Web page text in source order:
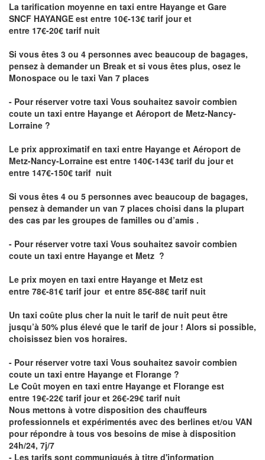
La tarification moyenne en taxi entre Hayange et Gare
SNCF HAYANGE est entre 10€-13€ tarif jour et
entre 17€-20€ tarif nuit
Si vous êtes 3 ou 4 personnes avec beaucoup de bagages,
pensez à demander un Break et si vous êtes plus, osez le
Monospace ou le taxi Van 7 places
- Pour réserver votre taxi Vous souhaitez savoircombien
coute un taxi entre Hayange et Aéroport de Metz-Nancy-
Lorraine ?
Le prix approximatif en taxi entre Hayange et Aéroport de
Metz-Nancy-Lorraine est entre 140€-143€ tarif du jour et
entre 147€-150€ tarif nuit
Si vous êtes 4 ou 5 personnes avec beaucoup de bagages,
pensez à demander un van 7 places choisi dans la plupart
des cas par les groupes de familles ou d’amis .
- Pour réserver votre taxi Vous souhaitez savoircombien
coute un taxi entre Hayange et Metz ?
Le prix moyen en taxi entre Hayange et Metz est
entre 78€-81€ tarif jour et entre 85€-88€ tarif nuit
Un taxi coûte plus cher la nuit le tarif de nuit peut être
jusqu’à 50% plus élevé que le tarif de jour ! Alors si possible,
choisissez bien vos horaires.
- Pour réserver votre taxi Vous souhaitez savoircombien
coute un taxi entre Hayange et Florange ?
Le Coût moyen en taxi entre Hayange et Florange est
entre 19€-22€ tarif jour et 26€-29€ tarif nuit
Nous mettons à votre disposition des chauffeurs
professionnels et expérimentés avec des berlines et/ou VAN
pour répondre à tous vos besoins de mise à disposition
24h/24, 7j/7
- Les tarifs sont communiqués à titre d'information